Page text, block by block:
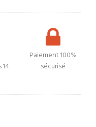
Paiement 100%
sécurisé